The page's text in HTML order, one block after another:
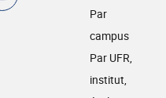
Par
campus
Par UFR,
institut,